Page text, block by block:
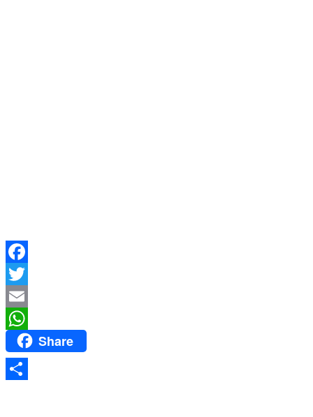
Facebook
Twitter
Email
WhatsApp
Share